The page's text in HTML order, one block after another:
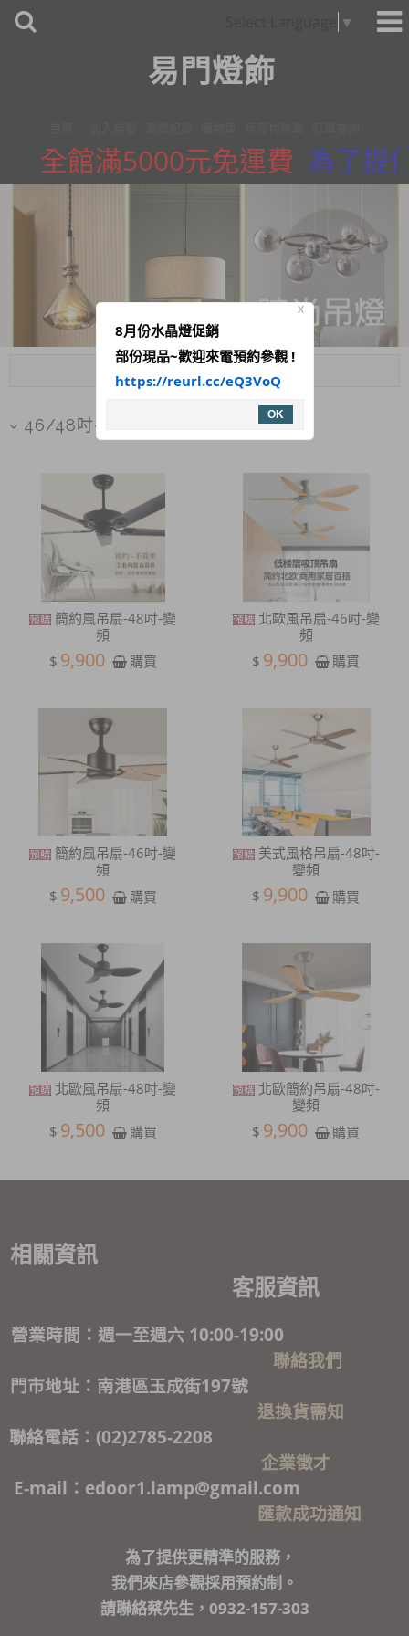
▼
易門燈飾
全館滿5000元免運費 為了提
46/48吋-無燈款
簡約風吊扇-48吋-變
頻
$ 9,900 購買
北歐風吊扇-46吋-變
頻
$ 9,900 購買
簡約風吊扇-46吋-變
頻
$ 9,500 購買
美式風格吊扇-48吋-
變頻
$ 9,900 購買
北歐風吊扇-48吋-變
頻
$ 9,500 購買
北歐簡約吊扇-48吋-
變頻
$ 9,900 購買
相關資訊
客服資訊
營業時間：週一至週六 10:00-19:00
聯絡我們
門市地址：南港區玉成街197號
退換貨需知
聯絡電話：(02)2785-2208
企業徵才
E-mail：edoor1.lamp@gmail.com
匯款成功通知
為了提供更精準的服務，
我們來店參觀採用預約制。
請聯絡蔡先生，0932-157-303
X
8月份水晶燈促銷
部份現品~歡迎來電預約參觀 !
https://reurl.cc/eQ3VoQ
OK